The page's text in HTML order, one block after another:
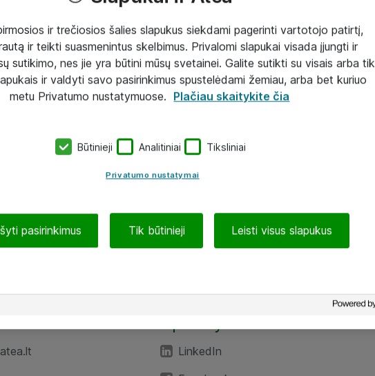
LinkedIn
ir trečiosios šalies slapukus siekdami pagerinti vartotojo patirtį,
ir teikti suasmenintus skelbimus. Privalomi slapukai visada įjungti ir
sutikimo, nes jie yra būtini mūsų svetainei. Galite sutikti su visais arba tik
ir valdyti savo pasirinkimus spustelėdami žemiau, arba bet kuriuo
metu Privatumo nustatymuose. Plačiau skaitykite čia
Būtinieji Analitiniai Tiksliniai
Privatumo nustatymai
pasirinkimus Tik būtinieji Leisti visus slapukus